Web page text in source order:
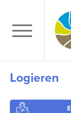
Logieren